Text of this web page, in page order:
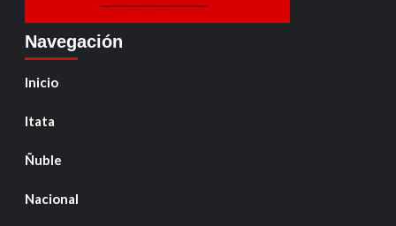
Navegación
Inicio
Itata
Ñuble
Nacional